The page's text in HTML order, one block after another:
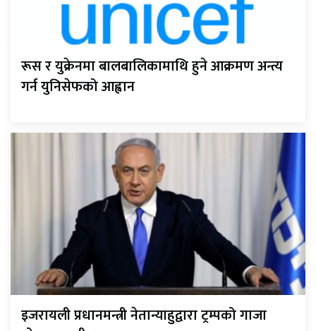
रूस र युक्रेनमा बालबालिकामाथि हुने आक्रमण अन्त्य
गर्न युनिसेफको आह्वान
इजरायली प्रधानमन्त्री नेतान्याहुद्वारा ट्रम्पको गाजा